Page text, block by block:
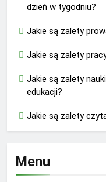
dzień w tygodniu?
Jakie są zalety
Jakie są zalety
Jakie są zalety
edukacji?
Jakie są zalety
Menu